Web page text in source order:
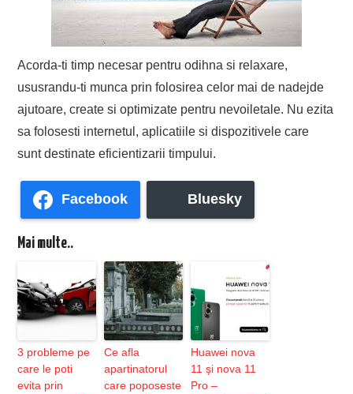
Acorda-ti timp necesar pentru odihna si relaxare,
ususrandu-ti munca prin folosirea celor mai de nadejde
ajutoare, create si optimizate pentru nevoiletale. Nu ezita
sa folosesti internetul, aplicatiile si dispozitivele care
sunt destinate eficientizarii timpului.
Facebook Bluesky
Mai multe..
3 probleme pe
care le poti
evita prin
Ce afla
apartinatorul
care poposeste
Huawei nova
11 și nova 11
Pro –